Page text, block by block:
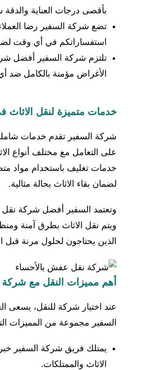
بأقصى درجات العناية والدقة
تضع شركة السفير رضا
استفساراتكم في أي وقت
تلتزم شركة السفير أفضل
الأغراض مؤمنة بالكامل ضد
خدمات متميزة لنقل الاثاث
شركة السفير تقدم خدمات
على التعامل مع مختلف أنواع
خدمات تغليف باستخدام مواد
لضمان بقاء الاثاث بحالة مثالية.
وتعتمد السفير أفضل شركة نقل
ويتم نقل الاثاث بطرق آمنة
الذين يحتاجون لحلول مرنة قبل
أهم مميزات النقل مع شركة
عند اختيار شركة للنقل، يسعى
السفير مجموعة من المميزات
يمتلك فريق شركة السفير
الاثاث والممتلكات.